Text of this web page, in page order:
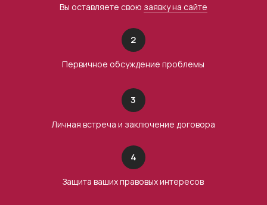
Вы оставляете свою заявку на сайте
2
Первичное обсуждение проблемы
3
Личная встреча и заключение договора
4
Защита ваших правовых интересов